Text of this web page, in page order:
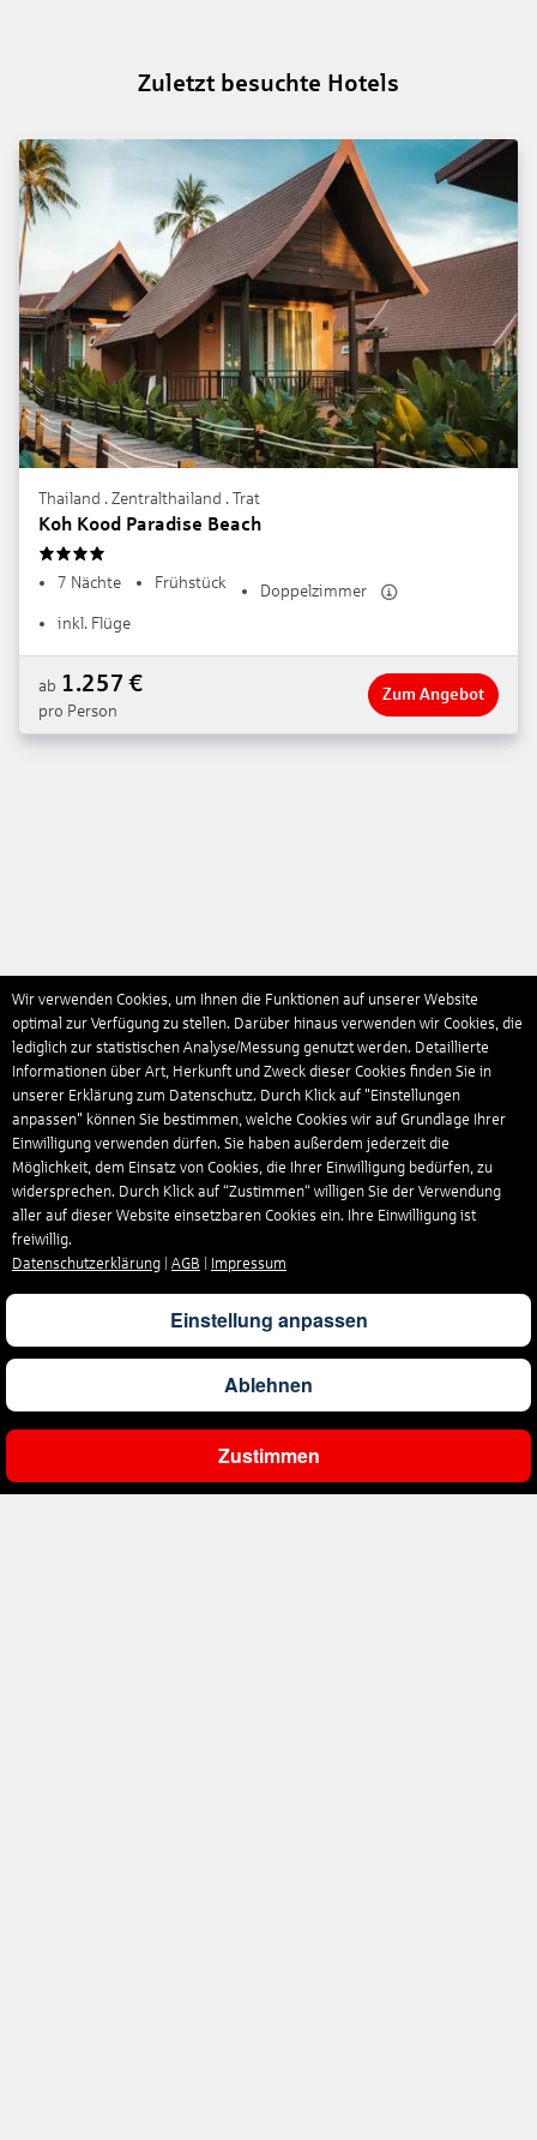
Angebot
Gesamtpreis Pro Person
Zuletzt besuchte Hotels
Thailand . Zentralthailand . Trat
Koh Kood Paradise Beach
7 Nächte Frühstück
Doppelzimmer
inkl. Flüge
ab 1.257 €
pro Person
Zum Angebot
Wir verwenden Cookies, um Ihnen die Funktionen auf unserer Website
optimal zur Verfügung zu stellen. Darüber hinaus verwenden wir Cookies, die
lediglich zur statistischen Analyse/Messung genutzt werden. Detaillierte
Informationen über Art, Herkunft und Zweck dieser Cookies finden Sie in
unserer Erklärung zum Datenschutz. Durch Klick auf "Einstellungen
anpassen" können Sie bestimmen, welche Cookies wir auf Grundlage Ihrer
Einwilligung verwenden dürfen. Sie haben außerdem jederzeit die
Möglichkeit, dem Einsatz von Cookies, die Ihrer Einwilligung bedürfen, zu
widersprechen. Durch Klick auf “Zustimmen“ willigen Sie der Verwendung
aller auf dieser Website einsetzbaren Cookies ein. Ihre Einwilligung ist
freiwillig.
Datenschutzerklärung
AGB Impressum
Einstellung anpassen
Ablehnen
Zustimmen